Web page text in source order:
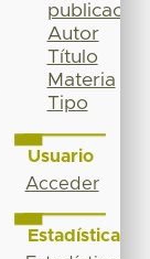
publicación
Autor
Título
Materia
Tipo
Usuario
Acceder
Estadísticas